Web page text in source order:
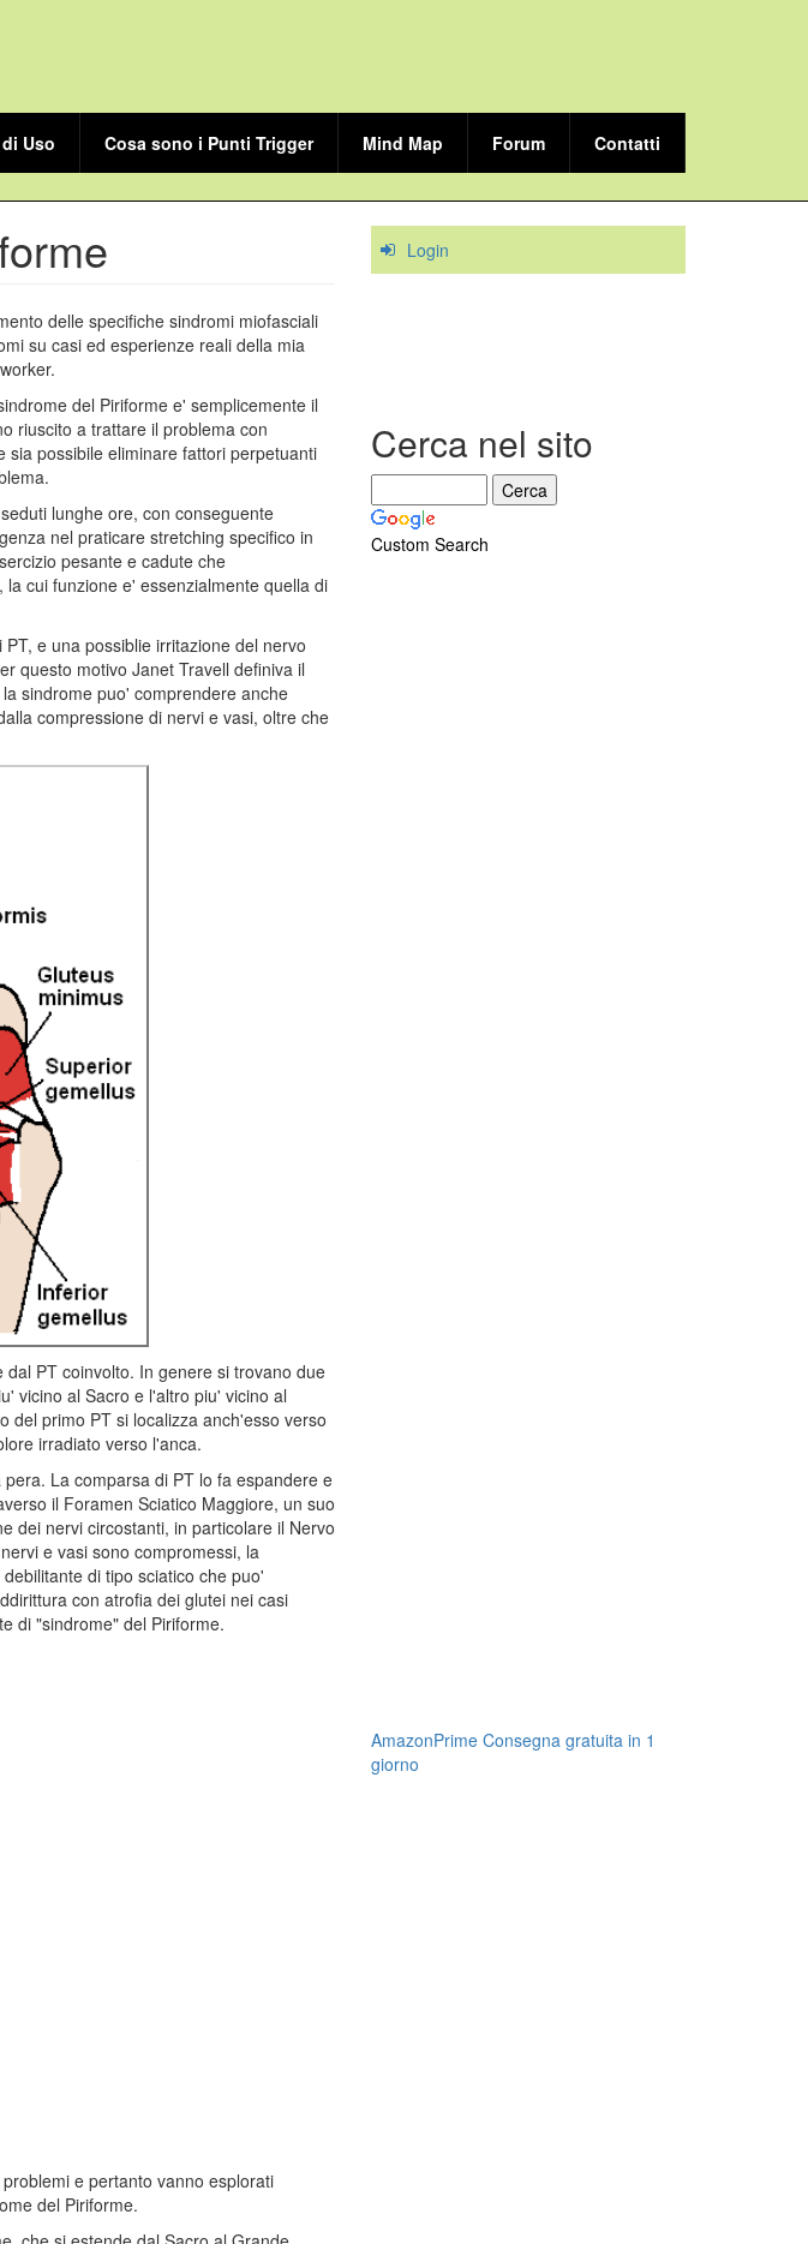
Uso Cosa sono i Punti Trigger Mind Map Forum Contatti
delle specifiche sindromi miofasciali
su casi ed esperienze reali della mia
del Piriforme e' semplicemente il
riuscito a trattare il problema con
possibile eliminare fattori perpetuanti
lunghe ore, con conseguente
nel praticare stretching specifico in
pesante e cadute che
cui funzione e' essenzialmente quella di
e una possiblie irritazione del nervo
questo motivo Janet Travell definiva il
sindrome puo' comprendere anche
compressione di nervi e vasi, oltre che
PT coinvolto. In genere si trovano due
vicino al Sacro e l'altro piu' vicino al
del primo PT si localizza anch'esso verso
irradiato verso l'anca.
La comparsa di PT lo fa espandere e
il Foramen Sciatico Maggiore, un suo
dei nervi circostanti, in particolare il Nervo
e vasi sono compromessi, la
di tipo sciatico che puo'
con atrofia dei glutei nei casi
di "sindrome" del Piriforme.
e pertanto vanno esplorati
del Piriforme.
Login
Cerca nel sito
Custom Search
AmazonPrime Consegna gratuita in 1
giorno